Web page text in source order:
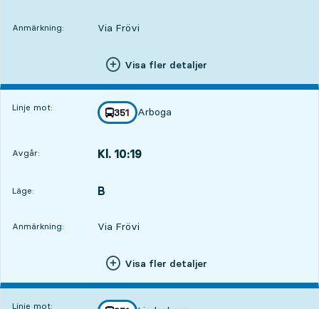
Anmärkning: Via Frövi
Visa fler detaljer
Linje mot: linje
351
mot
Arboga
,
Avgår: Kl. 10:19
Läge:
LÄGE, B
,
Anmärkning: Via Frövi
Visa fler detaljer
Linje mot: